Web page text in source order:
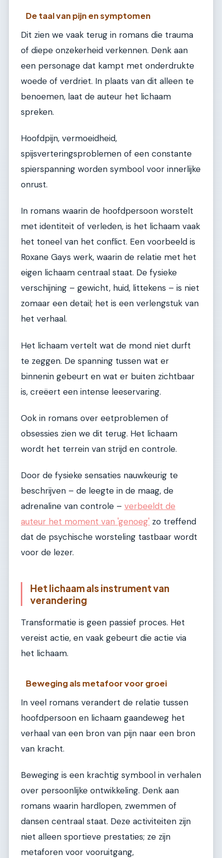
De taal van pijn en symptomen
Dit zien we vaak terug in romans die trauma
of diepe onzekerheid verkennen. Denk aan
een personage dat kampt met onderdrukte
woede of verdriet. In plaats van dit alleen te
benoemen, laat de auteur het lichaam
spreken.
Hoofdpijn, vermoeidheid,
spijsverteringsproblemen of een constante
spierspanning worden symbool voor innerlijke
onrust.
In romans waarin de hoofdpersoon worstelt
met identiteit of verleden, is het lichaam vaak
het toneel van het conflict. Een voorbeeld is
Roxane Gays werk, waarin de relatie met het
eigen lichaam centraal staat. De fysieke
verschijning – gewicht, huid, littekens – is niet
zomaar een detail; het is een verlengstuk van
het verhaal.
Het lichaam vertelt wat de mond niet durft
te zeggen. De spanning tussen wat er
binnenin gebeurt en wat er buiten zichtbaar
is, creëert een intense leeservaring.
Ook in romans over eetproblemen of
obsessies zien we dit terug. Het lichaam
wordt het terrein van strijd en controle.
Door de fysieke sensaties nauwkeurig te
beschrijven – de leegte in de maag, de
adrenaline van controle – verbeeldt de
auteur het moment van 'genoeg' zo treffend
dat de psychische worsteling tastbaar wordt
voor de lezer.
Het lichaam als instrument van
verandering
Transformatie is geen passief proces. Het
vereist actie, en vaak gebeurt die actie via
het lichaam.
Beweging als metafoor voor groei
In veel romans verandert de relatie tussen
hoofdpersoon en lichaam gaandeweg het
verhaal van een bron van pijn naar een bron
van kracht.
Beweging is een krachtig symbool in verhalen
over persoonlijke ontwikkeling. Denk aan
romans waarin hardlopen, zwemmen of
dansen centraal staat. Deze activiteiten zijn
niet alleen sportieve prestaties; ze zijn
metaforen voor vooruitgang,